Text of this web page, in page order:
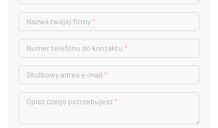
Nazwa twojej firmy*
Numer telefonu do kontaktu *
Służbowy adres e-mail *
Opisz czego potrzebujesz*